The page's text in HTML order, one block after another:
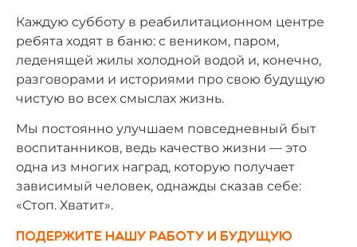
Каждую субботу в реабилитационном центре
ребята ходят в баню: с веником, паром,
леденящей жилы холодной водой и, конечно,
разговорами и историями про свою будущую
чистую во всех смыслах жизнь.
Мы постоянно улучшаем повседневный быт
воспитанников, ведь качество жизни — это
одна из многих наград, которую получает
зависимый человек, однажды сказав себе:
«Стоп. Хватит».
Подержите нашу работу и будущую